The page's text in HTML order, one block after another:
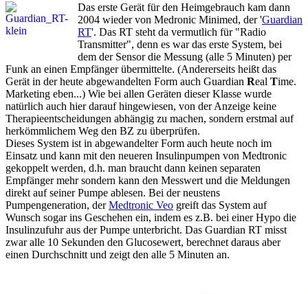
Das erste Gerät für den Heimgebrauch kam dann
2004 wieder von Medronic Minimed, der 'Guardian
RT'. Das RT steht da vermutlich für "Radio
Transmitter", denn es war das erste System, bei
dem der Sensor die Messung (alle 5 Minuten) per
Funk an einen Empfänger übermittelte. (Andererseits heißt das
Gerät in der heute abgewandelten Form auch Guardian Real Time.
Marketing eben...) Wie bei allen Geräten dieser Klasse wurde
natürlich auch hier darauf hingewiesen, von der Anzeige keine
Therapieentscheidungen abhängig zu machen, sondern erstmal auf
herkömmlichem Weg den BZ zu überprüfen.
Dieses System ist in abgewandelter Form auch heute noch im
Einsatz und kann mit den neueren Insulinpumpen von Medtronic
gekoppelt werden, d.h. man braucht dann keinen separaten
Empfänger mehr sondern kann den Messwert und die Meldungen
direkt auf seiner Pumpe ablesen. Bei der neustens
Pumpengeneration, derMedtronic Veo greift das System auf
Wunsch sogar ins Geschehen ein, indem es z.B. bei einer Hypo die
Insulinzufuhr aus der Pumpe unterbricht. Das Guardian RT misst
zwar alle 10 Sekunden den Glucosewert, berechnet daraus aber
einen Durchschnitt und zeigt den alle 5 Minuten an.